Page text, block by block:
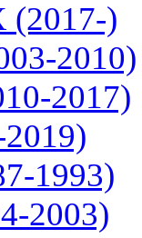
(2017-)
2010)
2017)
1993)
2003)